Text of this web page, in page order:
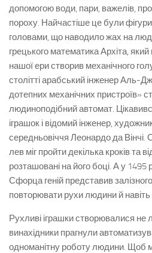
допомогою води, пари, важелів,
пороху. Найчастіше це були
головами, що наводило жах на
грецького математика Архіта,
нашої ери створив механічного
столітті арабський інженер Аль-
дотепних механічних пристроїв»
людиноподібний автомат.
іграшок і відомий інженер,
середньовіччя Леонардо да
лев міг пройти декілька кроків та
розташовані на його боці. А у 1495
Сфорца геній представив
повторювати рухи людини й навіть
Рухливі іграшки створювалися не
винахідники прагнули
одноманітну роботу людини. Щоб